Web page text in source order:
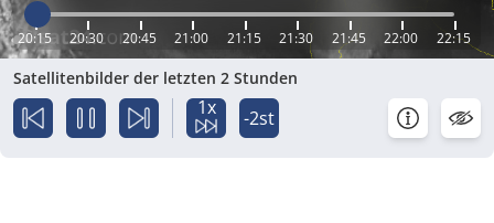
20:15 20:30 20:45 21:00 21:15 21:30 21:45 22:00 22:15
Satellitenbilder der letzten 2 Stunden
1x -2st